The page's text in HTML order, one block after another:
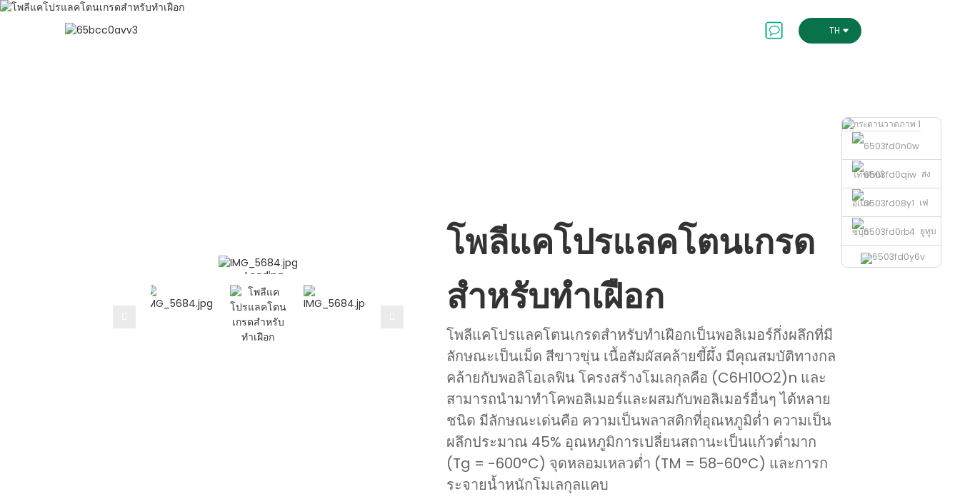
THAI
โทรศัพท์ ส่ง
อีเมล เฟ
ซบุ๊ก ยูทูบ
บ้าน โพลีแคโปรแลคโตน
Loading...
Loading...
โพลีแคโปรแลคโตนเกรด
สำหรับทำเฝือก
โพลีแคโปรแลคโตนเกรดสำหรับทำเฝือกเป็นพอลิเมอร์กึ่งผลึกที่มี
ลักษณะเป็นเม็ด สีขาวขุ่น เนื้อสัมผัสคล้ายขี้ผึ้ง มีคุณสมบัติทางกล
คล้ายกับพอลิโอเลฟิน โครงสร้างโมเลกุลคือ (C6H10O2)n และ
สามารถนำมาทำโคพอลิเมอร์และผสมกับพอลิเมอร์อื่นๆ ได้หลาย
ชนิด มีลักษณะเด่นคือ ความเป็นพลาสติกที่อุณหภูมิต่ำ ความเป็น
ผลึกประมาณ 45% อุณหภูมิการเปลี่ยนสถานะเป็นแก้วต่ำมาก
(Tg = -600°C) จุดหลอมเหลวต่ำ (TM = 58-60°C) และการก
ระจายน้ำหนักโมเลกุลแคบ